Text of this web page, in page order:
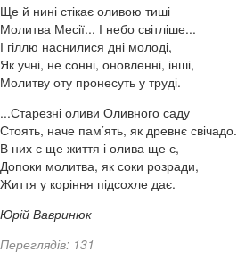
Ще й нині стікає оливою тиші
Молитва Месії... І небо світліше...
І гіллю наснилися дні молоді,
Як учні, не сонні, оновленні, інші,
Молитву оту пронесуть у труді.
...Старезні оливи Оливного саду
Стоять, наче пам’ять, як древнє свічадо.
В них є ще життя і олива ще є,
Допоки молитва, як соки розради,
Життя у коріння підсохле дає.
Юрій Вавринюк
Переглядів: 131